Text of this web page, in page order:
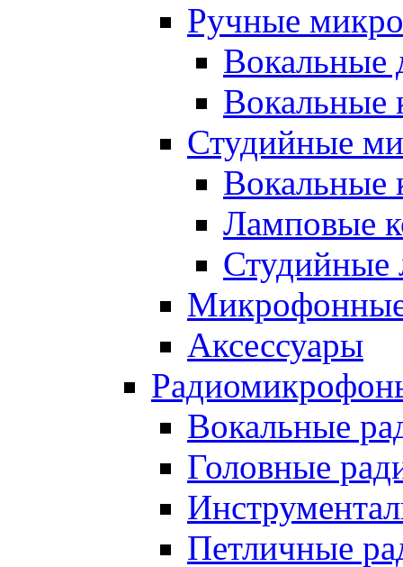
Ручные
Вокальные
Вокальные
Студийные
Вокальные
Ламповые
Студийные
Аксессуары
Вокальные
Головные
Петличные